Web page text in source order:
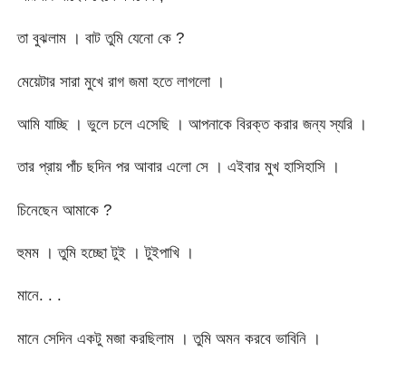
তা বুঝলাম । বাট তুমি যেনো কে ?
মেয়েটার সারা মুখে রাগ জমা হতে লাগলো ।
আমি যাচ্ছি । ভুলে চলে এসেছি । আপনাকে বিরক্ত করার জন্য স্যরি ।
তার প্রায় পাঁচ ছদিন পর আবার এলো সে । এইবার মুখ হাসিহাসি ।
চিনেছেন আমাকে ?
হুমম । তুমি হচ্ছো টুই । টুইপাখি ।
মানে. . .
মানে সেদিন একটু মজা করছিলাম । তুমি অমন করবে ভাবিনি ।